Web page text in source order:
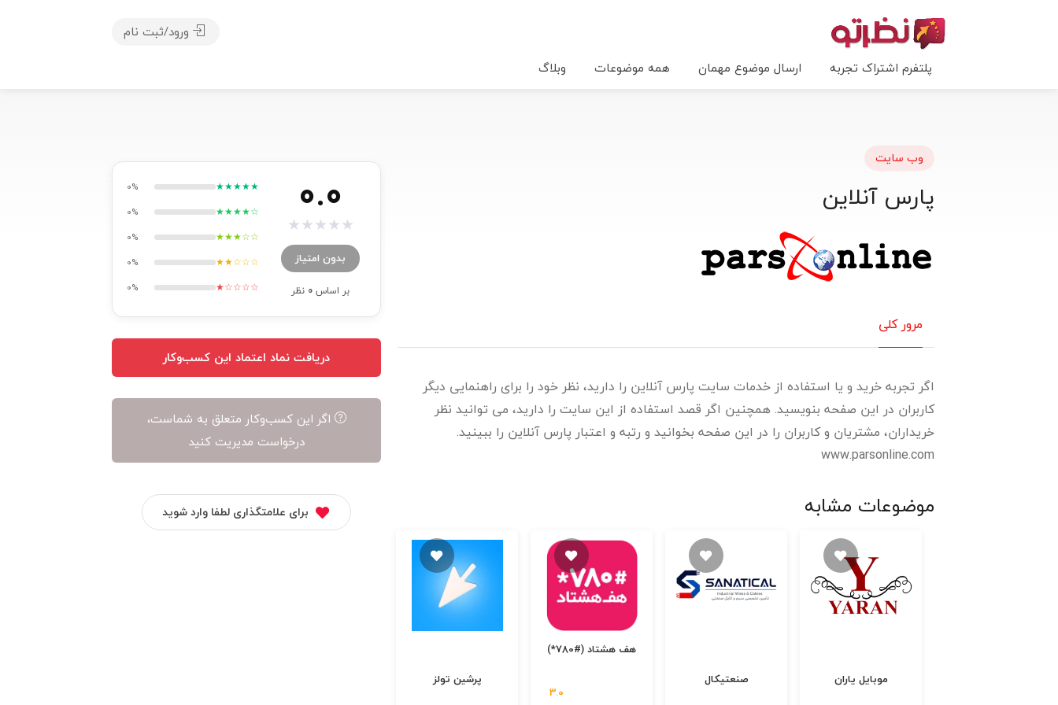
پلتفرم اشتراک تجربه ارسال موضوع مهمان همه موضوعات وبلاگ
ورود/ثبت نام
وب سایت
پارس آنلاین
مرور کلی
اگر تجربه خرید و یا استفاده از خدمات سایت پارس آنلاین را دارید، نظر خود را برای راهنمایی دیگر
کاربران در این صفحه بنویسید. همچنین اگر قصد استفاده از این سایت را دارید، می توانید نظر
خریداران، مشتریان و کاربران را در این صفحه بخوانید و رتبه و اعتبار پارس آنلاین را ببینید.
www.parsonline.com
موضوعات مشابه
پرشین تولز
هف هشتاد (#780*)
صنعتیکال
موبایل یاران
0.0
★
★
★
★
★
بدون امتیاز
بر اساس0 نظر
★★★★★
0%
★★★★☆
0%
★★★☆☆
0%
★★☆☆☆
0%
★☆☆☆☆
0%
دریافت نماد اعتماد این کسب‌وکار
اگر این کسب‌وکار متعلق به شماست،
درخواست مدیریت کنید
برای علامتگذاری لطفا وارد شوید